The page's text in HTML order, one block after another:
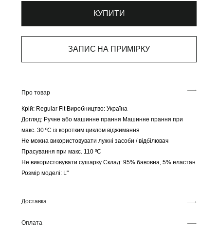
КУПИТИ
ЗАПИС НА ПРИМІРКУ
Про товар
Крій: Regular FitВиробництво: Україна
Догляд: Ручне або машинне прання Машинне прання при
макс. 30 ºC із коротким циклом віджимання
Не можна використовувати лужні засоби / відбілювач
Прасування при макс. 110 ºC
Не використовувати сушарку Склад: 95% бавовна, 5% еластан
Розмір моделі: L"
Доставка
Оплата